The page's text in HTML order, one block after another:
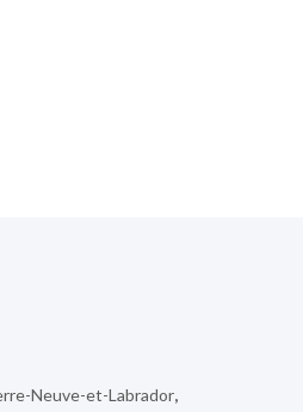
Neuve-et-Labrador,